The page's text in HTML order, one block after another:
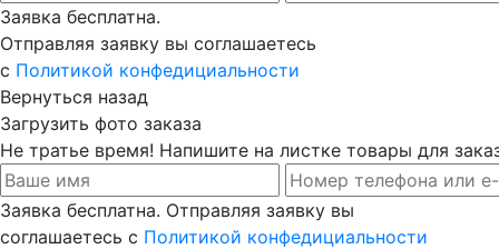
Заявка бесплатна.
Отправляя заявку вы соглашаетесь
с Политикой конфедициальности
Вернуться назад
Загрузить фото заказа
Не тратье время! Напишите на листке товары для
Заявка бесплатна. Отправляя заявку вы
соглашаетесь с Политикой конфедициальности